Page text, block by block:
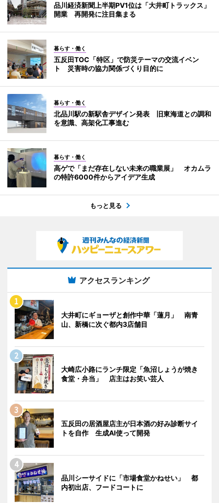
品川経済新聞上半期PV1位は「大井町トラックス」
開業 再開発に注目集まる
暮らす・働く
五反田TOC「特区」で防災テーマの交流イベン
ト 災害時の協力関係づくり目的に
暮らす・働く
北品川駅の新駅舎デザイン発表 旧東海道との調和
を意識、高架化工事進む
暮らす・働く
高ゲで「まだ存在しない未来の職業展」 オカムラ
の特許6000件からアイデア生成
もっと見る
アクセスランキング
大井町にギョーザと創作中華「蓮月」 南青
山、新橋に次ぐ都内3店舗目
大崎広小路にランチ限定「魚沼しょうが焼き
食堂・弁当」 店主はお笑い芸人
五反田の居酒屋店主が日本酒の好み診断サイ
トを自作 生成AI使って開発
品川シーサイドに「市場食堂かねせい」 都
内初出店、フードコートに